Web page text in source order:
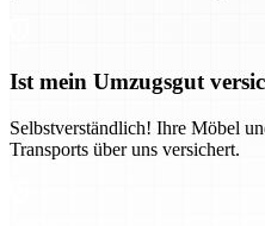
Ist mein Umzugsgut
Selbstverständlich! Ihre Möbel
Transports über uns versichert.